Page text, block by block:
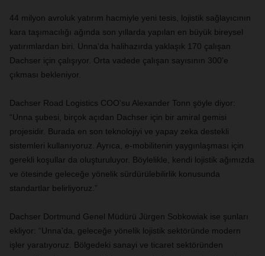
44 milyon avroluk yatırım hacmiyle yeni tesis, lojistik sağlayıcının
kara taşımacılığı ağında son yıllarda yapılan en büyük bireysel
yatırımlardan biri. Unna'da halihazırda yaklaşık 170 çalışan
Dachser için çalışıyor. Orta vadede çalışan sayısının 300'e
çıkması bekleniyor.
Dachser Road Logistics COO'su Alexander Tonn şöyle diyor:
“Unna şubesi, birçok açıdan Dachser için bir amiral gemisi
projesidir. Burada en son teknolojiyi ve yapay zeka destekli
sistemleri kullanıyoruz. Ayrıca, e-mobilitenin yaygınlaşması için
gerekli koşullar da oluşturuluyor. Böylelikle, kendi lojistik ağımızda
ve ötesinde geleceğe yönelik sürdürülebilirlik konusunda
standartlar belirliyoruz.”
Dachser Dortmund Genel Müdürü Jürgen Sobkowiak ise şunları
ekliyor: “Unna'da, geleceğe yönelik lojistik sektöründe modern
işler yaratıyoruz. Bölgedeki sanayi ve ticaret sektöründen